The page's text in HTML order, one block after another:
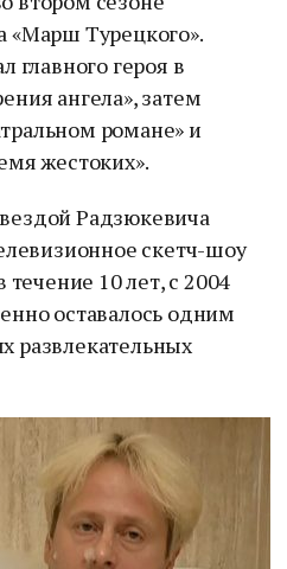
«Марш Турецкого».
главного героя в
ангела», затем
романе» и
жестоких».
Радзюкевича
скетч-шоу
течение 10 лет, с 2004
оставалось одним
развлекательных